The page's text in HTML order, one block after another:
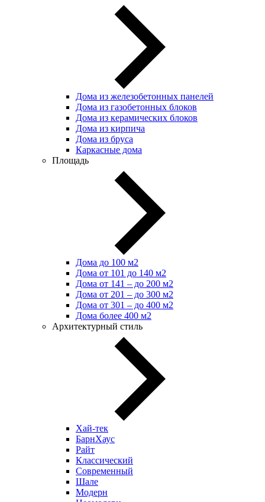
Дома из железобетонных панелей
Дома из газобетонных блоков
Дома из керамических блоков
Дома из кирпича
Дома из бруса
Каркасные дома
Площадь
Дома до 100 м2
Дома от 101 до 140 м2
Дома от 141 – до 200 м2
Дома от 201 – до 300 м2
Дома от 301 – до 400 м2
Дома более 400 м2
Архитектурный стиль
Хай-тек
БарнХаус
Райт
Классический
Современный
Шале
Модерн